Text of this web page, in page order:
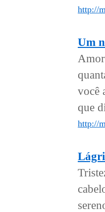
http://
Um
você
que
http://